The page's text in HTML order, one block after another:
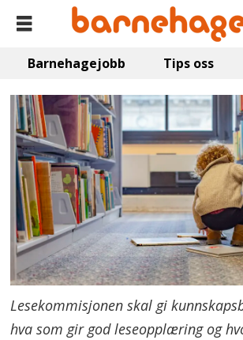
Barnehagejobb Tips oss
Lesekommisjonen skal gi
hva som gir god leseopplæring og